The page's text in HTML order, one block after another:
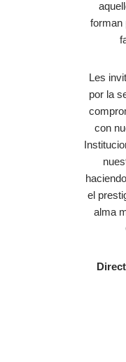
forman
Les
por la
con
el
alma